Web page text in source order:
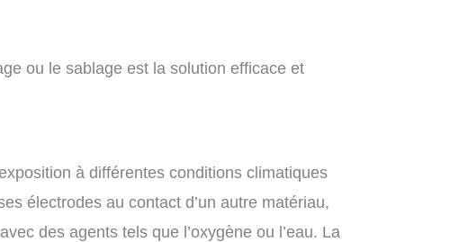
ou le sablage est la solution efficace et
à différentes conditions climatiques
électrodes au contact d’un autre matériau,
des agents tels que l’oxygène ou l’eau. La